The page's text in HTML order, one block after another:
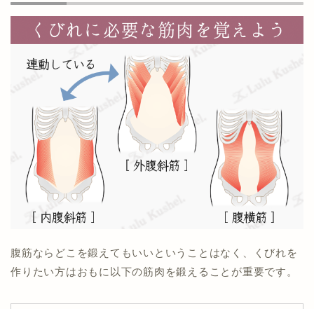
腹筋ならどこを鍛えてもいいということはなく、くびれを
作りたい方はおもに以下の筋肉を鍛えることが重要です。